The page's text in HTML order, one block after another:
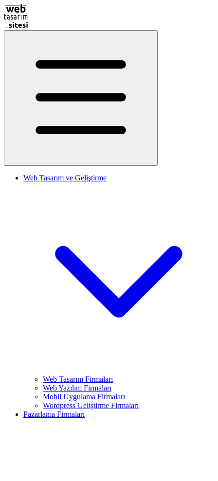
Web Tasarım ve Geliştirme
Web Tasarım Firmaları
Web Yazılım Firmaları
Mobil Uygulama Firmaları
Wordpress Geliştirme Firmaları
Pazarlama Firmaları